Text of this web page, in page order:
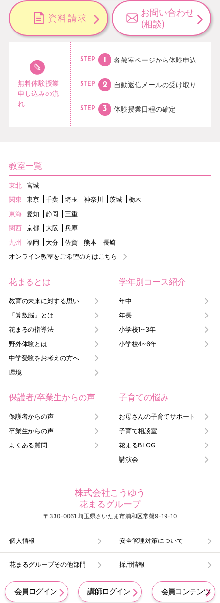
資料請求
お問い合わせ
(相談)
無料体験授業
申し込みの流
れ
STEP 各教室ページから体験申込
STEP 自動返信メールの受け取り
STEP 体験授業日程の確定
教室一覧
東北
宮城
関東
東京 千葉 埼玉 神奈川 茨城
栃木
東海
愛知 静岡
三重
関西
京都 大阪
兵庫
九州
福岡 大分 佐賀 熊本
長崎
オンライン教室をご希望の方はこちら
花まるとは
教育の未来に対する思い
「算数脳」とは
花まるの指導法
野外体験とは
中学受験をお考えの方へ
環境
学年別コース紹介
年中
年長
小学校1~3年
小学校4~6年
保護者/卒業生からの声
保護者からの声
卒業生からの声
よくある質問
子育ての悩み
お母さんの子育てサポート
子育て相談室
花まるBLOG
講演会
株式会社こうゆう
花まるグループ
〒330-0061 埼玉県さいたま市浦和区常盤9-19-10
個人情報 安全管理対策について
花まるグループその他部門 採用情報
会員ログイン 講師ログイン 会員コンテンツ